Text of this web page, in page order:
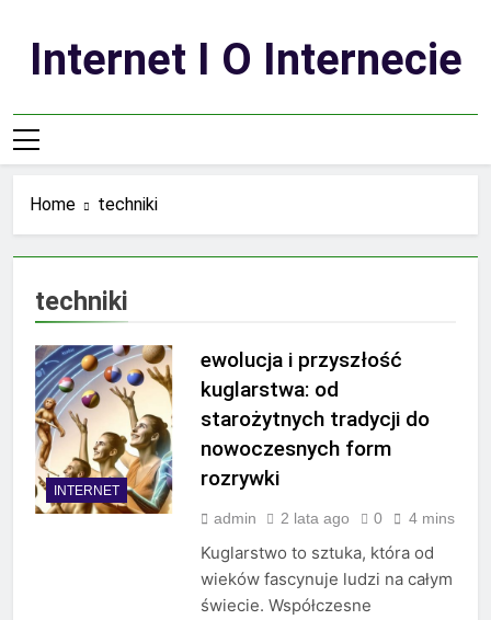
contentInternet I O Internecie
Home techniki
techniki
INTERNET
ewolucja i przyszłość
kuglarstwa: od
starożytnych tradycji do
nowoczesnych form
rozrywki
admin 2 lata ago 0 4 mins
Kuglarstwo to sztuka, która od
wieków fascynuje ludzi na całym
świecie. Współczesne